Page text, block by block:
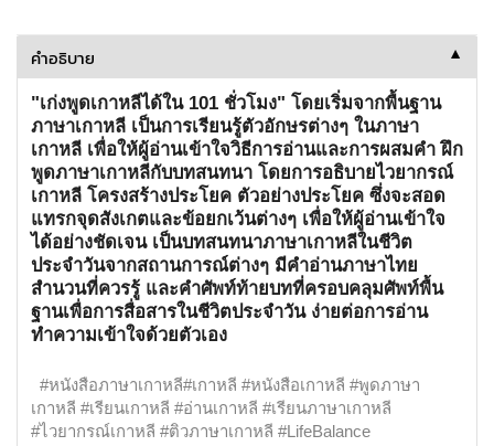
คำอธิบาย ▼
"เก่งพูดเกาหลีได้ใน 101 ชั่วโมง" โดยเริ่มจากพื้นฐาน
ภาษาเกาหลี เป็นการเรียนรู้ตัวอักษรต่างๆ ในภาษา
เกาหลี เพื่อให้ผู้อ่านเข้าใจวิธีการอ่านและการผสมคำ ฝึก
พูดภาษาเกาหลีกับบทสนทนา โดยการอธิบายไวยากรณ์
เกาหลี โครงสร้างประโยค ตัวอย่างประโยค ซึ่งจะสอด
แทรกจุดสังเกตและข้อยกเว้นต่างๆ เพื่อให้ผู้อ่านเข้าใจ
ได้อย่างชัดเจน เป็นบทสนทนาภาษาเกาหลีในชีวิต
ประจำวันจากสถานการณ์ต่างๆ มีคำอ่านภาษาไทย
สำนวนที่ควรรู้ และคำศัพท์ท้ายบทที่ครอบคลุมศัพท์พื้น
ฐานเพื่อการสื่อสารในชีวิตประจำวัน ง่ายต่อการอ่าน
ทำความเข้าใจด้วยตัวเอง
#หนังสือภาษาเกาหลี#เกาหลี #หนังสือเกาหลี #พูดภาษา
เกาหลี #เรียนเกาหลี #อ่านเกาหลี #เรียนภาษาเกาหลี
#ไวยากรณ์เกาหลี #ติวภาษาเกาหลี #LifeBalance